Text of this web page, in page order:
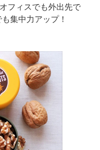
フィスでも外出先で
集中力アップ！